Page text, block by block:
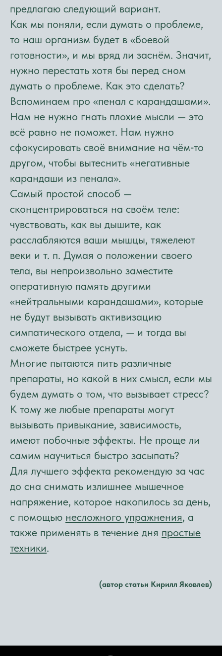
предлагаю следующий вариант.
Как мы поняли, если думать о проблеме,
то наш организм будет в «боевой
готовности», и мы вряд ли заснём. Значит,
нужно перестать хотя бы перед сном
думать о проблеме. Как это сделать?
Вспоминаем про «пенал с карандашами».
Нам не нужно гнать плохие мысли — это
всё равно не поможет. Нам нужно
сфокусировать своё внимание на чём‑то
другом, чтобы вытеснить «негативные
карандаши из пенала».
Самый простой способ —
сконцентрироваться на своём теле:
чувствовать, как вы дышите, как
расслабляются ваши мышцы, тяжелеют
веки и т. п. Думая о положении своего
тела, вы непроизвольно заместите
оперативную память другими
«нейтральными карандашами», которые
не будут вызывать активизацию
симпатического отдела, — и тогда вы
сможете быстрее уснуть.
Многие пытаются пить различные
препараты, но какой в них смысл, если мы
будем думать о том, что вызывает стресс?
К тому же любые препараты могут
вызывать привыкание, зависимость,
имеют побочные эффекты. Не проще ли
самим научиться быстро засыпать?
Для лучшего эффекта рекомендую за час
до сна снимать излишнее мышечное
напряжение, которое накопилось за день,
с помощью несложного упражнения, а
также применять в течение дня простые
техники.
(автор статьи Кирилл Яковлев)